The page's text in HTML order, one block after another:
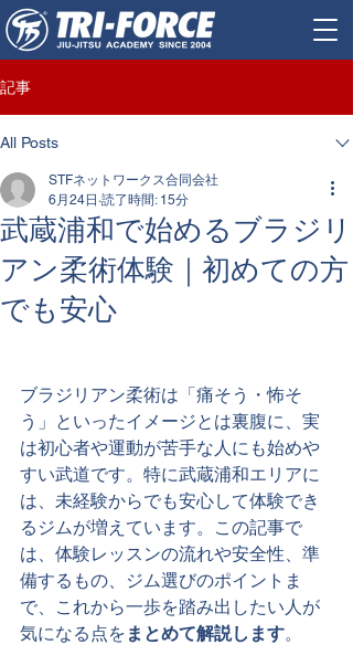
記事
All Posts
武蔵浦和で始めるブラジリ
アン柔術体験｜初めての方
でも安心
STFネットワークス合同会社
6月24日 読了時間: 15分
ブラジリアン柔術は「痛そう・怖そ
う」といったイメージとは裏腹に、実
は初心者や運動が苦手な人にも始めや
すい武道です。特に武蔵浦和エリアに
は、未経験からでも安心して体験でき
るジムが増えています。この記事で
は、体験レッスンの流れや安全性、準
備するもの、ジム選びのポイントま
で、これから一歩を踏み出したい人が
気になる点を まとめて解説します。